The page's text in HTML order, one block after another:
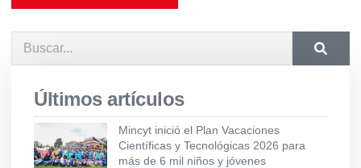
Últimos artículos
Mincyt inició el Plan Vacaciones
Científicas y Tecnológicas 2026 para
más de 6 mil niños y jóvenes